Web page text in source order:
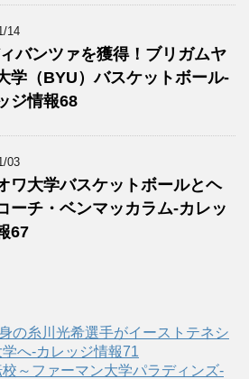
14
バンツァを獲得！ブリガムヤ
学（BYU）バスケットボール-
ジ情報68
03
ワ大学バスケットボールとヘ
ーチ・ベンマッカラム-カレッ
67
の糸川光希選手がイーストテネシ
へ‐カレッジ情報71
～ファーマン大学パラディンズ-